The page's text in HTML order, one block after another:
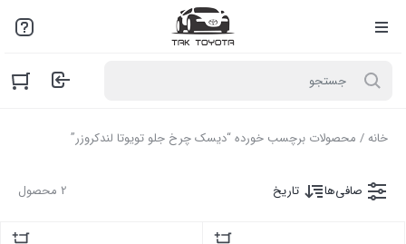
لطفاً به علت نوسانات بازار با مـا تمـاس بگیرید: 02136916845
خانه/ محصولات برچسب خورده “دیسک چرخ جلو تویوتا لندکروزر”
2 محصول صافی‌ها تاریخ